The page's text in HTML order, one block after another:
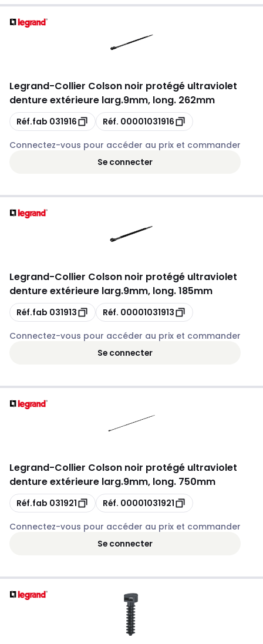
Legrand-Collier Colson noir protégé ultraviolet
denture extérieure larg.9mm, long. 262mm
Copie
Réf.fab 031916 Copie
Réf. 00001031916
Connectez-vous pour accéder au prix et commander
Se connecter
Legrand-Collier Colson noir protégé ultraviolet
denture extérieure larg.9mm, long. 185mm
Copie
Réf.fab 031913 Copie
Réf. 00001031913
Connectez-vous pour accéder au prix et commander
Se connecter
Legrand-Collier Colson noir protégé ultraviolet
denture extérieure larg.9mm, long. 750mm
Copie
Réf.fab 031921 Copie
Réf. 00001031921
Connectez-vous pour accéder au prix et commander
Se connecter